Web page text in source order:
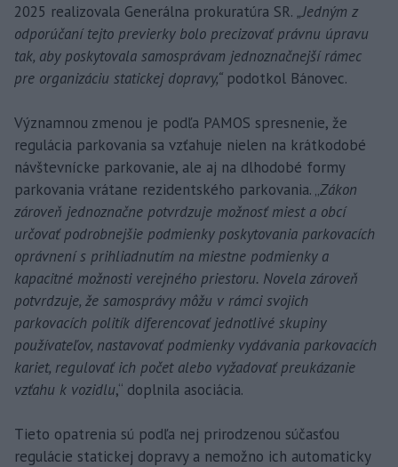
2025 realizovala Generálna prokuratúra SR. „Jedným z
odporúčaní tejto previerky bolo precizovať právnu úpravu
tak, aby poskytovala samosprávam jednoznačnejší rámec
pre organizáciu statickej dopravy,“ podotkol Bánovec.
Významnou zmenou je podľa PAMOS spresnenie, že
regulácia parkovania sa vzťahuje nielen na krátkodobé
návštevnícke parkovanie, ale aj na dlhodobé formy
parkovania vrátane rezidentského parkovania. „Zákon
zároveň jednoznačne potvrdzuje možnosť miest a obcí
určovať podrobnejšie podmienky poskytovania parkovacích
oprávnení s prihliadnutím na miestne podmienky a
kapacitné možnosti verejného priestoru. Novela zároveň
potvrdzuje, že samosprávy môžu v rámci svojich
parkovacích politík diferencovať jednotlivé skupiny
používateľov, nastavovať podmienky vydávania parkovacích
kariet, regulovať ich počet alebo vyžadovať preukázanie
vzťahu k vozidlu,“ doplnila asociácia.
Tieto opatrenia sú podľa nej prirodzenou súčasťou
regulácie statickej dopravy a nemožno ich automaticky